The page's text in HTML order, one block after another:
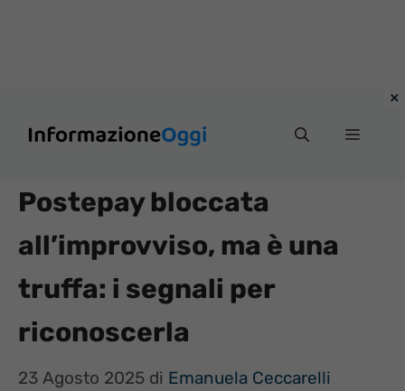
Menu
Postepay bloccata
all’improvviso, ma è una
truffa: i segnali per
riconoscerla
23 Agosto 2025 di Emanuela Ceccarelli